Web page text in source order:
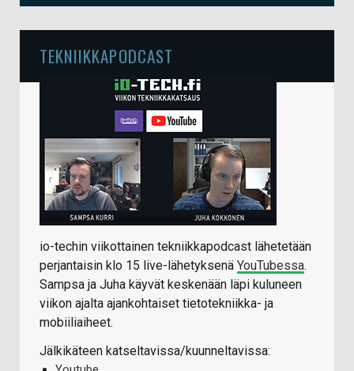
TEKNIIKKAPODCAST
io-techin viikottainen tekniikkapodcast lähetetään
perjantaisin klo 15 live-lähetyksenä YouTubessa.
Sampsa ja Juha käyvät keskenään läpi kuluneen
viikon ajalta ajankohtaiset tietotekniikka- ja
mobiiliaiheet.
Jälkikäteen katseltavissa/kuunneltavissa: